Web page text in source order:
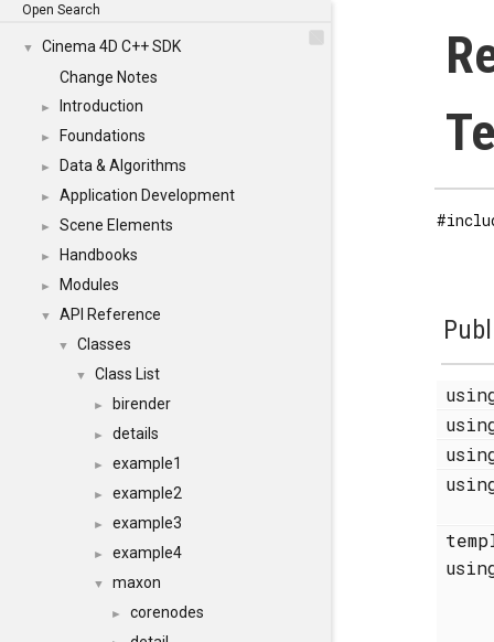
Open Search
▼
Cinema 4D C++ SDK
Change Notes
► Introduction
► Foundations
► Data & Algorithms
► Application Development
► Scene Elements
► Handbooks
► Modules
▼ API Reference
▼ Classes
▼ Class List
► birender
► details
► example1
► example2
► example3
► example4
▼ maxon
► corenodes